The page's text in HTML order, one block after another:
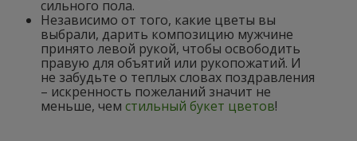
сильного пола.
Независимо от того, какие цветы вы
выбрали, дарить композицию мужчине
принято левой рукой, чтобы освободить
правую для объятий или рукопожатий. И
не забудьте о теплых словах поздравления
– искренность пожеланий значит не
меньше, чем стильный букет цветов!